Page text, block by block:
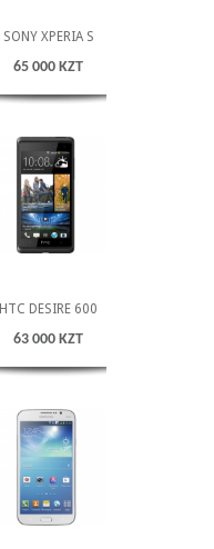
SONY XPERIA S
65 000 KZT
HTC DESIRE 600
63 000 KZT